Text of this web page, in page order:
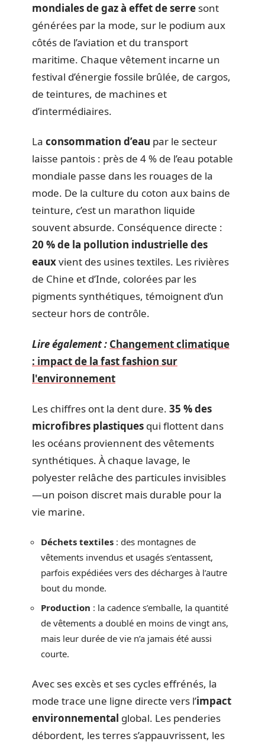
mondiales de gaz à effet de serre sont
générées par la mode, sur le podium aux
côtés de l’aviation et du transport
maritime. Chaque vêtement incarne un
festival d’énergie fossile brûlée, de cargos,
de teintures, de machines et
d’intermédiaires.
La consommation d’eau par le secteur
laisse pantois : près de 4 % de l’eau potable
mondiale passe dans les rouages de la
mode. De la culture du coton aux bains de
teinture, c’est un marathon liquide
souvent absurde. Conséquence directe :
20 % de la pollution industrielle des
eauxvient des usines textiles. Les rivières
de Chine et d’Inde, colorées par les
pigments synthétiques, témoignent d’un
secteur hors de contrôle.
Lire également : Changement climatique
: impact de la fast fashion sur
l'environnement
Les chiffres ont la dent dure. 35 % des
microfibres plastiques qui flottent dans
les océans proviennent des vêtements
synthétiques. À chaque lavage, le
polyester relâche des particules invisibles
—un poison discret mais durable pour la
vie marine.
Déchets textiles : des montagnes de
vêtements invendus et usagés s’entassent,
parfois expédiées vers des décharges à l’autre
bout du monde.
Production : la cadence s’emballe, la quantité
de vêtements a doublé en moins de vingt ans,
mais leur durée de vie n’a jamais été aussi
courte.
Avec ses excès et ses cycles effrénés, la
mode trace une ligne directe vers l’impact
environnemental global. Les penderies
débordent, les terres s’appauvrissent, les